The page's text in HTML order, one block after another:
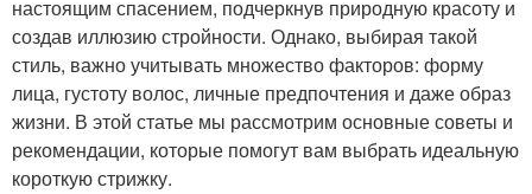
настоящим спасением, подчеркнув природную красоту и
создав иллюзию стройности. Однако, выбирая такой
стиль, важно учитывать множество факторов: форму
лица, густоту волос, личные предпочтения и даже образ
жизни. В этой статье мы рассмотрим основные советы и
рекомендации, которые помогут вам выбрать идеальную
короткую стрижку.